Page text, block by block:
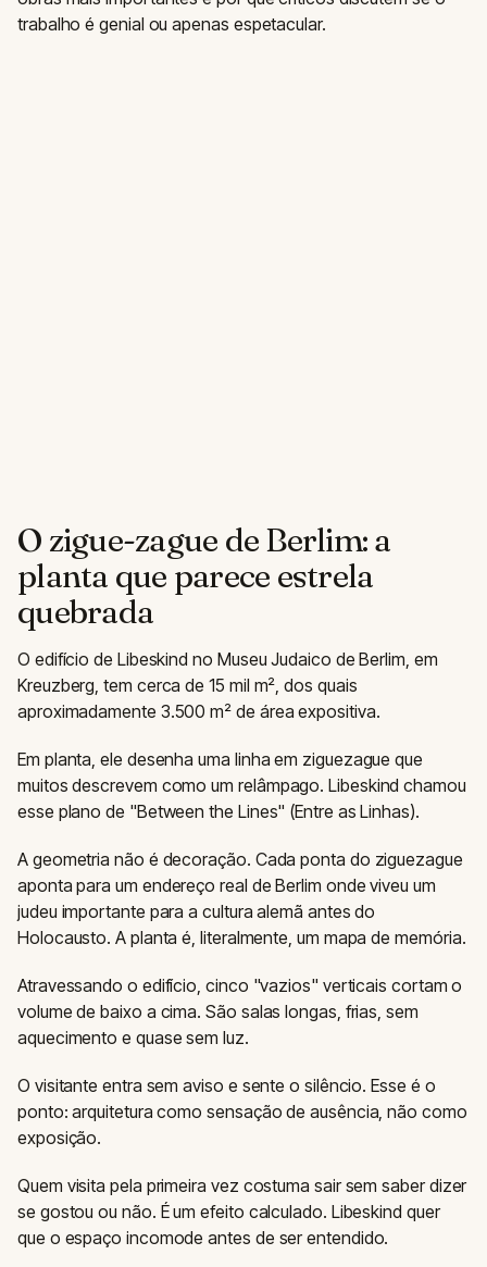
trabalho é genial ou apenas espetacular.
O zigue-zague de Berlim: a
planta que parece estrela
quebrada
O edifício de Libeskind no Museu Judaico de Berlim, em
Kreuzberg, tem cerca de 15 mil m², dos quais
aproximadamente 3.500 m² de área expositiva.
Em planta, ele desenha uma linha em ziguezague que
muitos descrevem como um relâmpago. Libeskind chamou
esse plano de "Between the Lines" (Entre as Linhas).
A geometria não é decoração. Cada ponta do ziguezague
aponta para um endereço real de Berlim onde viveu um
judeu importante para a cultura alemã antes do
Holocausto. A planta é, literalmente, um mapa de memória.
Atravessando o edifício, cinco "vazios" verticais cortam o
volume de baixo a cima. São salas longas, frias, sem
aquecimento e quase sem luz.
O visitante entra sem aviso e sente o silêncio. Esse é o
ponto: arquitetura como sensação de ausência, não como
exposição.
Quem visita pela primeira vez costuma sair sem saber dizer
se gostou ou não. É um efeito calculado. Libeskind quer
que o espaço incomode antes de ser entendido.